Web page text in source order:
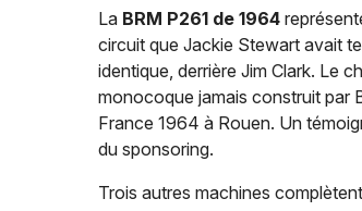
La BRM P261 de 1964
circuit que Jackie Stewart avait
identique, derrière Jim Clark. Le
monocoque jamais construit par
France 1964 à Rouen. Un
du sponsoring.
Trois autres machines